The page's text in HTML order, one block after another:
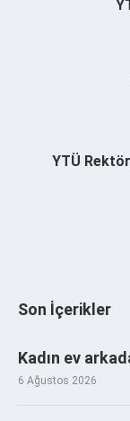
YTÜ
Son İçerikler
Kadın ev
6 Ağustos 2026